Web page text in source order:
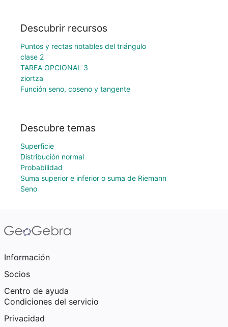
Descubrir recursos
Puntos y rectas notables del triángulo
clase 2
TAREA OPCIONAL 3
ziortza
Función seno, coseno y tangente
Descubre temas
Superficie
Distribución normal
Probabilidad
Suma superior e inferior o suma de Riemann
Seno
Información
Socios
Centro de ayuda
Condiciones del servicio
Privacidad